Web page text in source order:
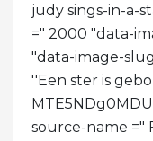
judy sings-in-a-
=" 2000 "data-
"data-image-
''Een ster is
source-name ="